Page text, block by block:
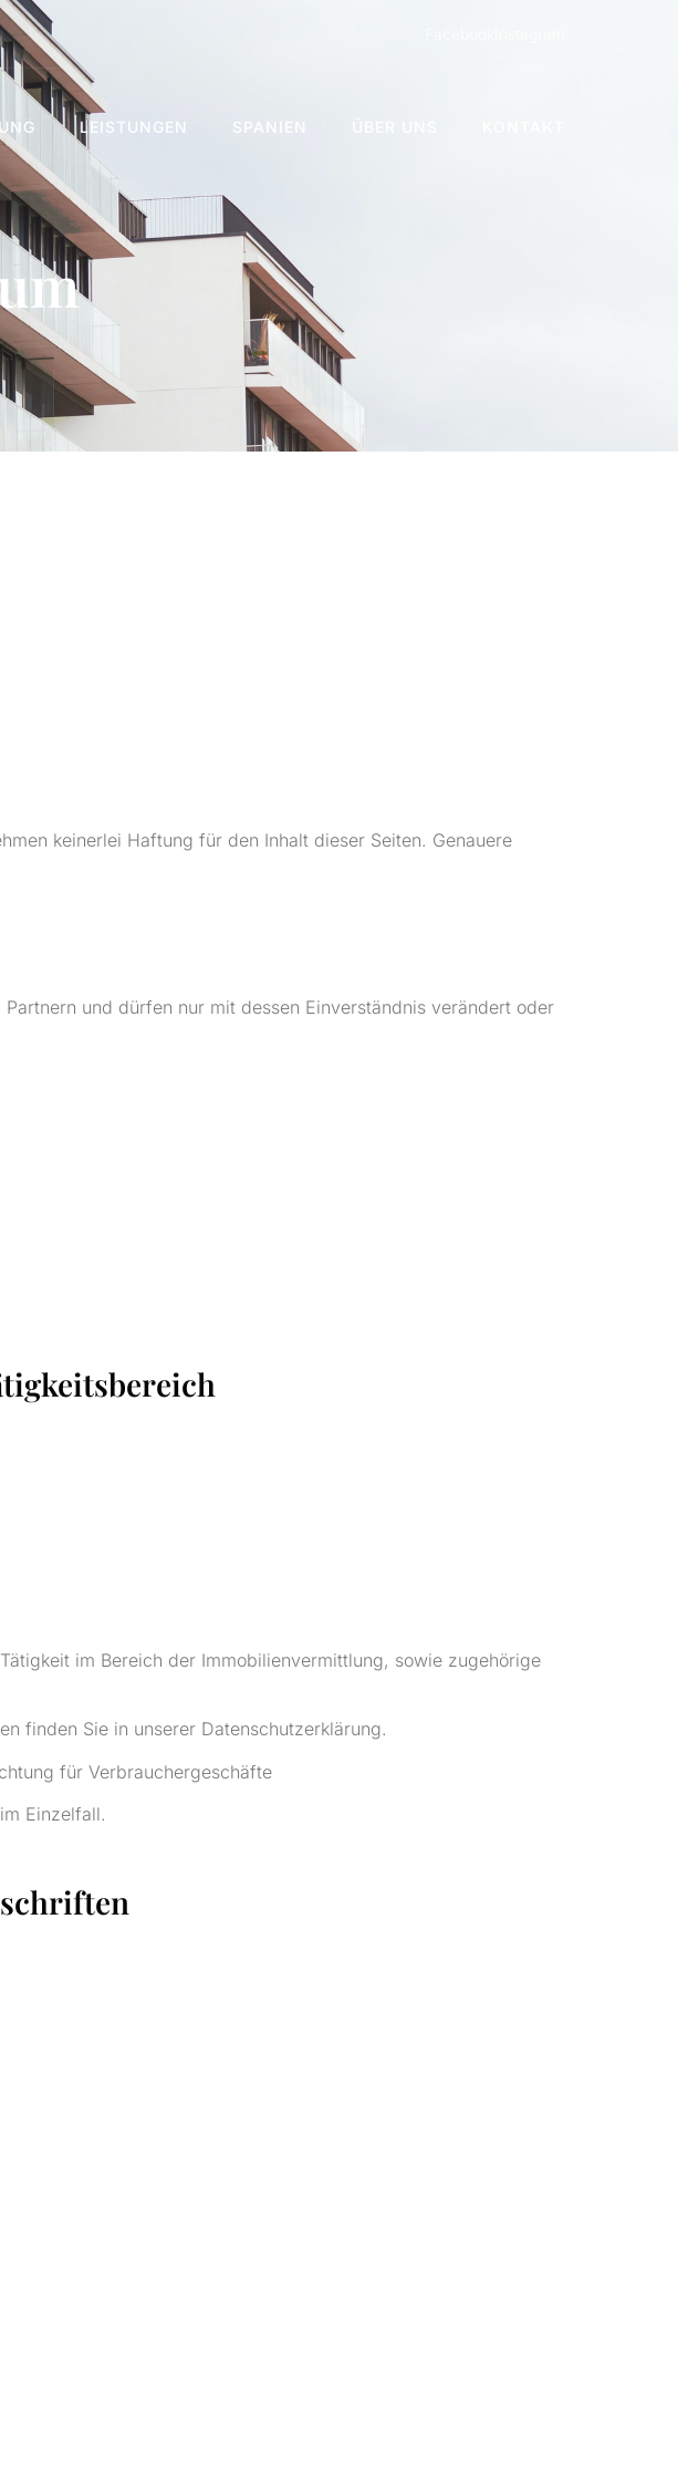
LEISTUNGEN SPANIEN
keinerlei Haftung für den Inhalt dieser Seiten. Genauere
und dürfen nur mit dessen Einverständnis verändert oder
im Bereich der Immobilienvermittlung, sowie zugehörige
finden Sie in unserer Datenschutzerklärung.
für Verbrauchergeschäfte
Einzelfall.